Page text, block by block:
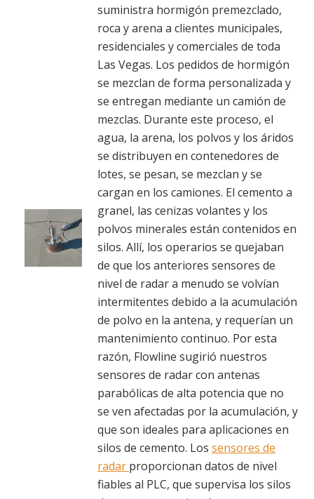
suministra hormigón premezclado,
roca y arena a clientes municipales,
residenciales y comerciales de toda
Las Vegas. Los pedidos de hormigón
se mezclan de forma personalizada y
se entregan mediante un camión de
mezclas. Durante este proceso, el
agua, la arena, los polvos y los áridos
se distribuyen en contenedores de
lotes, se pesan, se mezclan y se
cargan en los camiones. El cemento a
granel, las cenizas volantes y los
polvos minerales están contenidos en
silos. Allí, los operarios se quejaban
de que los anteriores sensores de
nivel de radar a menudo se volvían
intermitentes debido a la acumulación
de polvo en la antena, y requerían un
mantenimiento continuo. Por esta
razón, Flowline sugirió nuestros
sensores de radar con antenas
parabólicas de alta potencia que no
se ven afectadas por la acumulación, y
que son ideales para aplicaciones en
silos de cemento. Los sensores de
radar proporcionan datos de nivel
fiables al PLC, que supervisa los silos